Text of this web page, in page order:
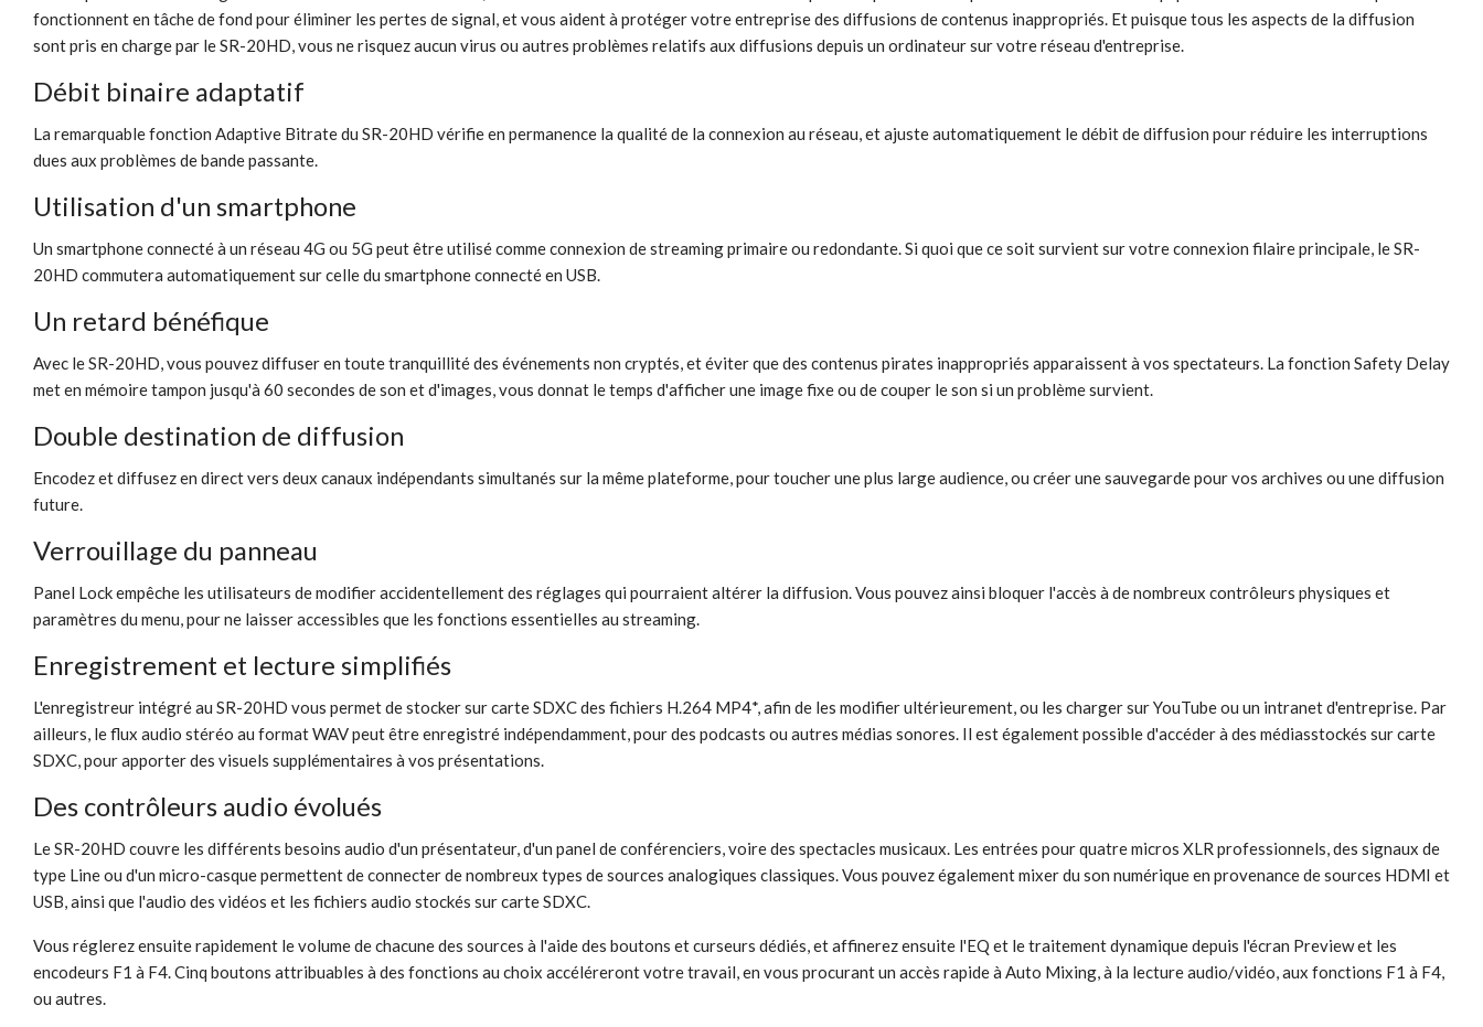
fonctionnent en tâche de fond pour éliminer les pertes de signal, et vous aident à protéger votre entreprise des diffusions de contenus inappropriés. Et puisque tous les aspects de la diffusion
sont pris en charge par le SR-20HD, vous ne risquez aucun virus ou autres problèmes relatifs aux diffusions depuis un ordinateur sur votre réseau d'entreprise.
Débit binaire adaptatif
La remarquable fonction Adaptive Bitrate du SR-20HD vérifie en permanence la qualité de la connexion au réseau, et ajuste automatiquement le débit de diffusion pour réduire les interruptions
dues aux problèmes de bande passante.
Utilisation d'un smartphone
Un smartphone connecté à un réseau 4G ou 5G peut être utilisé comme connexion de streaming primaire ou redondante. Si quoi que ce soit survient sur votre connexion filaire principale, le SR-
20HD commutera automatiquement sur celle du smartphone connecté en USB.
Un retard bénéfique
Avec le SR-20HD, vous pouvez diffuser en toute tranquillité des événements non cryptés, et éviter que des contenus pirates inappropriés apparaissent à vos spectateurs. La fonction Safety Delay
met en mémoire tampon jusqu'à 60 secondes de son et d'images, vous donnat le temps d'afficher une image fixe ou de couper le son si un problème survient.
Double destination de diffusion
Encodez et diffusez en direct vers deux canaux indépendants simultanés sur la même plateforme, pour toucher une plus large audience, ou créer une sauvegarde pour vos archives ou une diffusion
future.
Verrouillage du panneau
Panel Lock empêche les utilisateurs de modifier accidentellement des réglages qui pourraient altérer la diffusion. Vous pouvez ainsi bloquer l'accès à de nombreux contrôleurs physiques et
paramètres du menu, pour ne laisser accessibles que les fonctions essentielles au streaming.
Enregistrement et lecture simplifiés
L'enregistreur intégré au SR-20HD vous permet de stocker sur carte SDXC des fichiers H.264 MP4*, afin de les modifier ultérieurement, ou les charger sur YouTube ou un intranet d'entreprise. Par
ailleurs, le flux audio stéréo au format WAV peut être enregistré indépendamment, pour des podcasts ou autres médias sonores. Il est également possible d'accéder à des médiasstockés sur carte
SDXC, pour apporter des visuels supplémentaires à vos présentations.
Des contrôleurs audio évolués
Le SR-20HD couvre les différents besoins audio d'un présentateur, d'un panel de conférenciers, voire des spectacles musicaux. Les entrées pour quatre micros XLR professionnels, des signaux de
type Line ou d'un micro-casque permettent de connecter de nombreux types de sources analogiques classiques. Vous pouvez également mixer du son numérique en provenance de sources HDMI et
USB, ainsi que l'audio des vidéos et les fichiers audio stockés sur carte SDXC.
Vous réglerez ensuite rapidement le volume de chacune des sources à l'aide des boutons et curseurs dédiés, et affinerez ensuite l'EQ et le traitement dynamique depuis l'écran Preview et les
encodeurs F1 à F4. Cinq boutons attribuables à des fonctions au choix accéléreront votre travail, en vous procurant un accès rapide à Auto Mixing, à la lecture audio/vidéo, aux fonctions F1 à F4,
ou autres.